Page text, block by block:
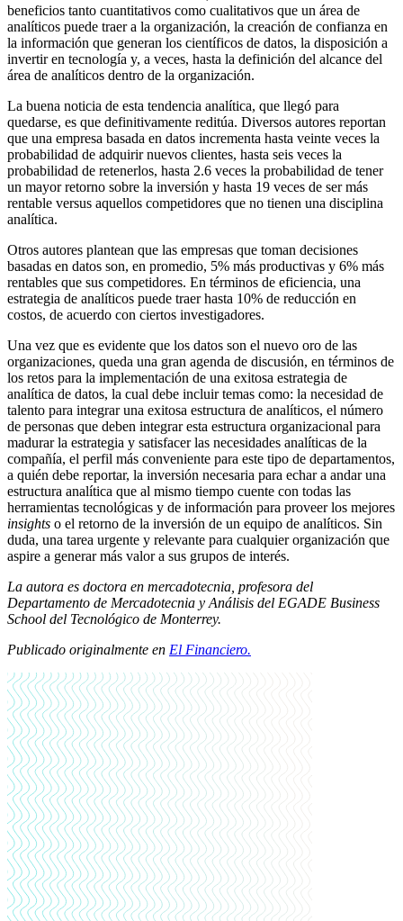
beneficios tanto cuantitativos como cualitativos que un área de
analíticos puede traer a la organización, la creación de confianza en
la información que generan los científicos de datos, la disposición a
invertir en tecnología y, a veces, hasta la definición del alcance del
área de analíticos dentro de la organización.
La buena noticia de esta tendencia analítica, que llegó para
quedarse, es que definitivamente reditúa. Diversos autores reportan
que una empresa basada en datos incrementa hasta veinte veces la
probabilidad de adquirir nuevos clientes, hasta seis veces la
probabilidad de retenerlos, hasta 2.6 veces la probabilidad de tener
un mayor retorno sobre la inversión y hasta 19 veces de ser más
rentable versus aquellos competidores que no tienen una disciplina
analítica.
Otros autores plantean que las empresas que toman decisiones
basadas en datos son, en promedio, 5% más productivas y 6% más
rentables que sus competidores. En términos de eficiencia, una
estrategia de analíticos puede traer hasta 10% de reducción en
costos, de acuerdo con ciertos investigadores.
Una vez que es evidente que los datos son el nuevo oro de las
organizaciones, queda una gran agenda de discusión, en términos de
los retos para la implementación de una exitosa estrategia de
analítica de datos, la cual debe incluir temas como: la necesidad de
talento para integrar una exitosa estructura de analíticos, el número
de personas que deben integrar esta estructura organizacional para
madurar la estrategia y satisfacer las necesidades analíticas de la
compañía, el perfil más conveniente para este tipo de departamentos,
a quién debe reportar, la inversión necesaria para echar a andar una
estructura analítica que al mismo tiempo cuente con todas las
herramientas tecnológicas y de información para proveer los mejores
insights o el retorno de la inversión de un equipo de analíticos. Sin
duda, una tarea urgente y relevante para cualquier organización que
aspire a generar más valor a sus grupos de interés.
La autora es doctora en mercadotecnia, profesora del
Departamento de Mercadotecnia y Análisis del EGADE Business
School del Tecnológico de Monterrey.
Publicado originalmente en El Financiero.